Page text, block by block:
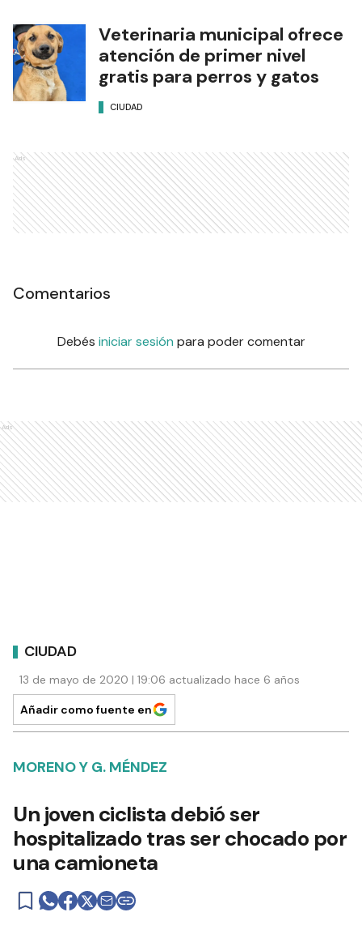
Veterinaria municipal ofrece
atención de primer nivel
gratis para perros y gatos
CIUDAD
Ads
Comentarios
Debés iniciar sesión para poder comentar
Ads
CIUDAD
13 de mayo de 2020 | 19:06 actualizado hace 6 años
Añadir como fuente en
MORENO Y G. MÉNDEZ
Un joven ciclista debió ser
hospitalizado tras ser chocado por
una camioneta